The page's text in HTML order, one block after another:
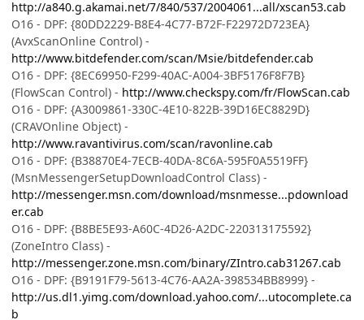
http://a840.g.akamai.net/7/840/537/2004061...all/xscan53.cab
O16 - DPF: {80DD2229-B8E4-4C77-B72F-F22972D723EA}
(AvxScanOnline Control) -
http://www.bitdefender.com/scan/Msie/bitdefender.cab
O16 - DPF: {8EC69950-F299-40AC-A004-3BF5176F8F7B}
(FlowScan Control) - http://www.checkspy.com/fr/FlowScan.cab
O16 - DPF: {A3009861-330C-4E10-822B-39D16EC8829D}
(CRAVOnline Object) -
http://www.ravantivirus.com/scan/ravonline.cab
O16 - DPF: {B38870E4-7ECB-40DA-8C6A-595F0A5519FF}
(MsnMessengerSetupDownloadControl Class) -
http://messenger.msn.com/download/msnmesse...pdownload
er.cab
O16 - DPF: {B8BE5E93-A60C-4D26-A2DC-220313175592}
(ZoneIntro Class) -
http://messenger.zone.msn.com/binary/ZIntro.cab31267.cab
O16 - DPF: {B9191F79-5613-4C76-AA2A-398534BB8999} -
http://us.dl1.yimg.com/download.yahoo.com/...utocomplete.ca
b